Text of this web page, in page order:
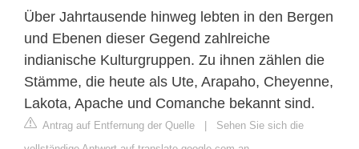
Über Jahrtausende hinweg lebten in den Bergen
und Ebenen dieser Gegend zahlreiche
indianische Kulturgruppen. Zu ihnen zählen die
Stämme, die heute als Ute, Arapaho, Cheyenne,
Lakota, Apache und Comanche bekannt sind.
Antrag auf Entfernung der Quelle | Sehen Sie sich die